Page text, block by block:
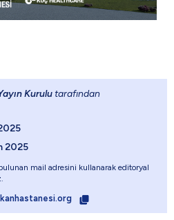
Kurulu tarafından
2025
mail adresini kullanarak editoryal